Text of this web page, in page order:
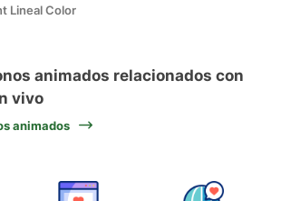
Lineal Color
animados relacionados con
vivo
animados